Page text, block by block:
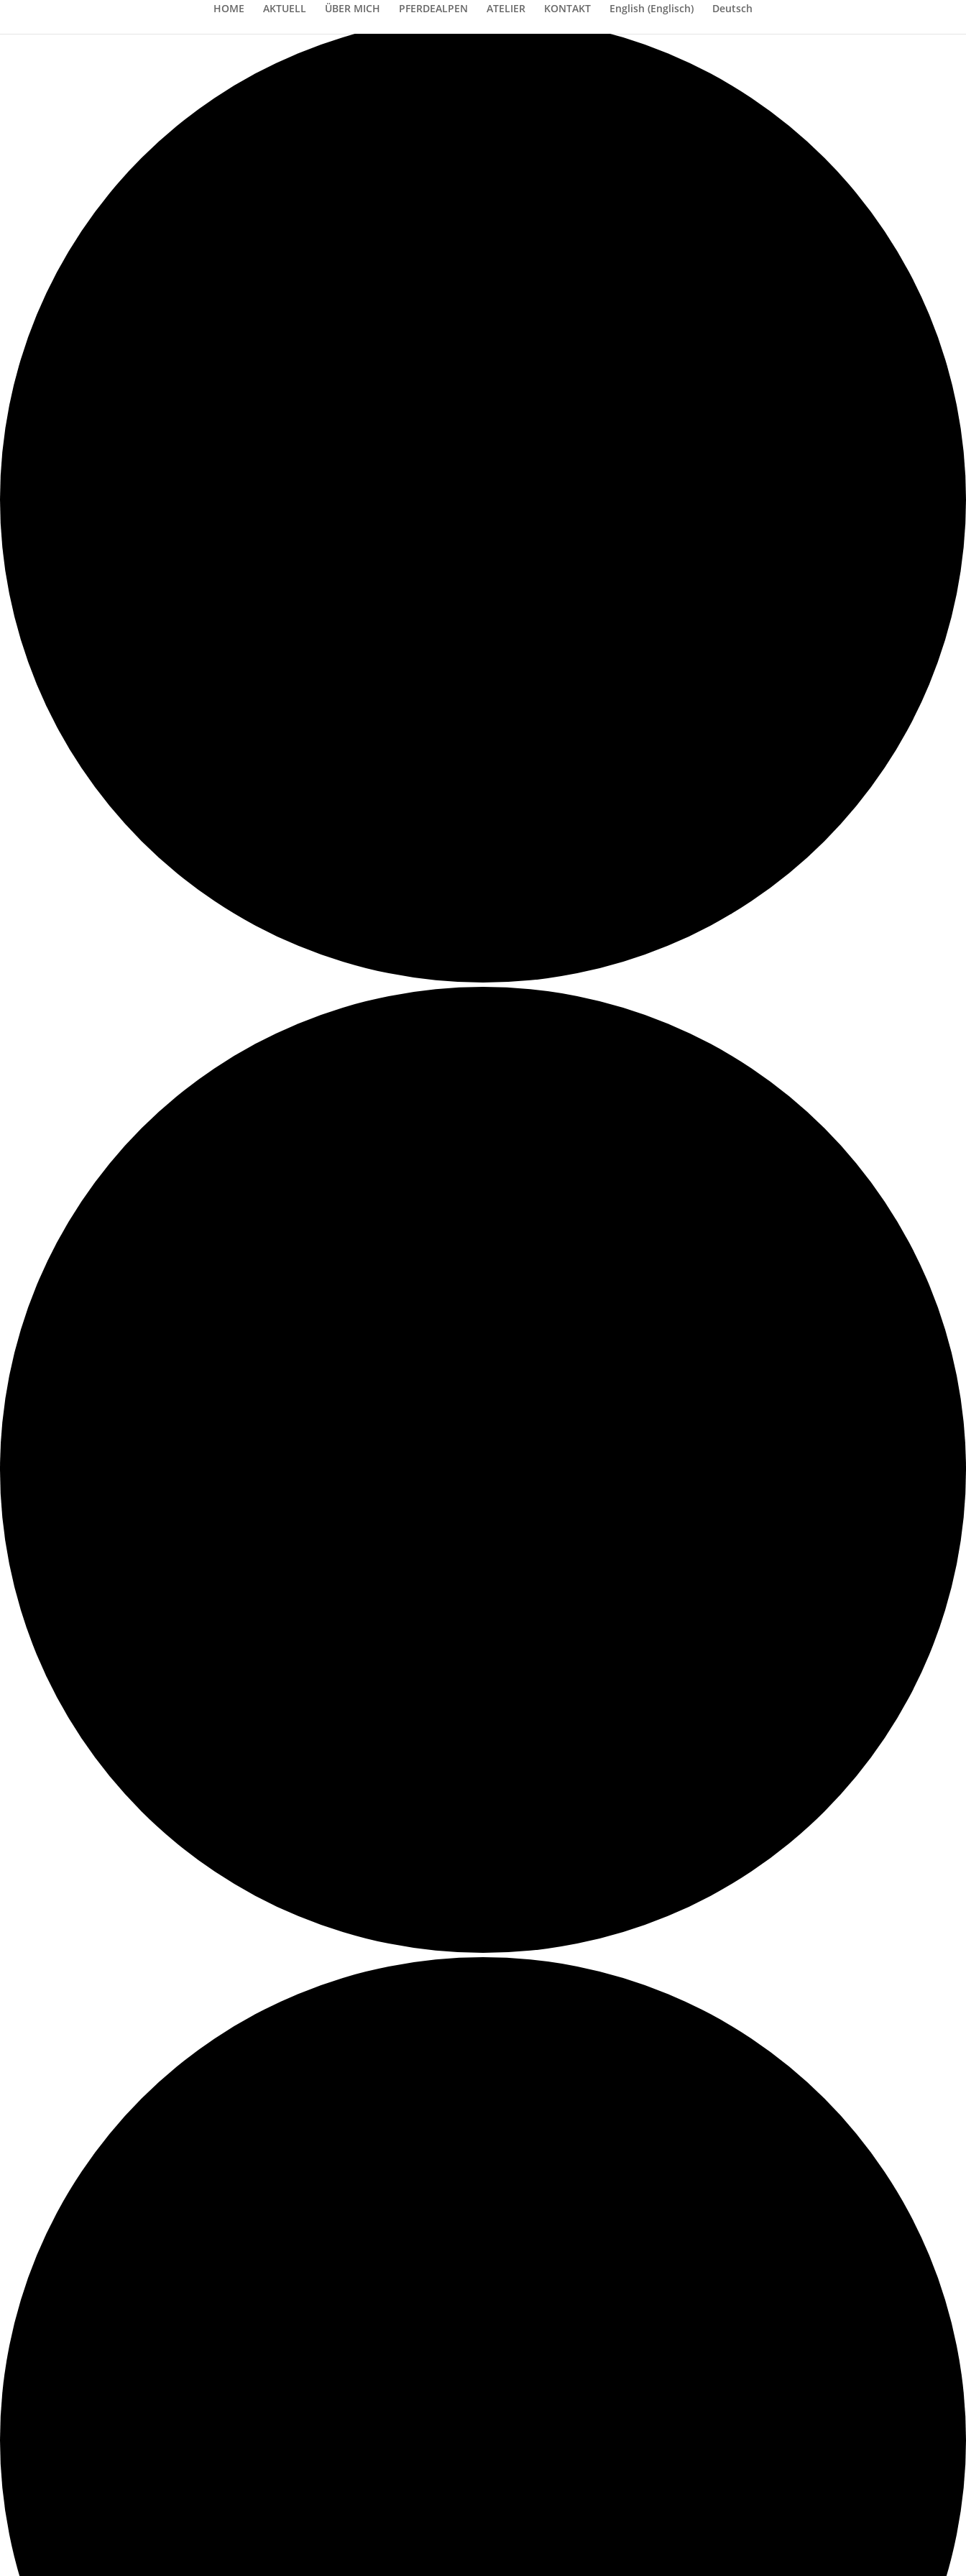
HOME AKTUELL ÜBER MICH PFERDEALPEN ATELIER KONTAKT English (Englisch) Deutsch